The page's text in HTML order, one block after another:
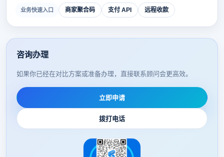
业务快速入口 商家聚合码 支付 API 远程收款
咨询办理
如果你已经在对比方案或准备办理，直接联系顾问会更高效。
立即申请
拨打电话